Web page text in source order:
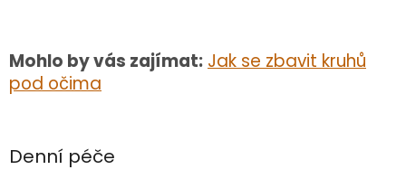
Mohlo by vás zajímat: Jak se zbavit kruhů
pod očima
Denní péče